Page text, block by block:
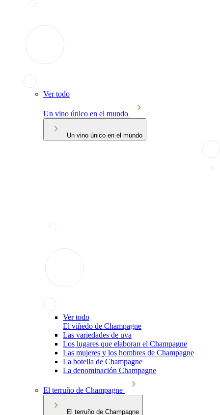
Ver todo
Un vino único en el mundo
Un vino único en el mundo
Ver todo
El viñedo de Champagne
Las variedades de uva
Los lugares que elaboran el Champagne
Las mujeres y los hombres de Champagne
La botella de Champagne
La denominación Champagne
El terruño de Champagne
El terruño de Champagne